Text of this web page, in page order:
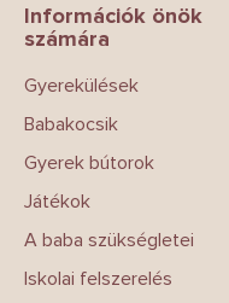
Információk önök
számára
Gyerekülések
Babakocsik
Gyerek bútorok
Játékok
A baba szükségletei
Iskolai felszerelés